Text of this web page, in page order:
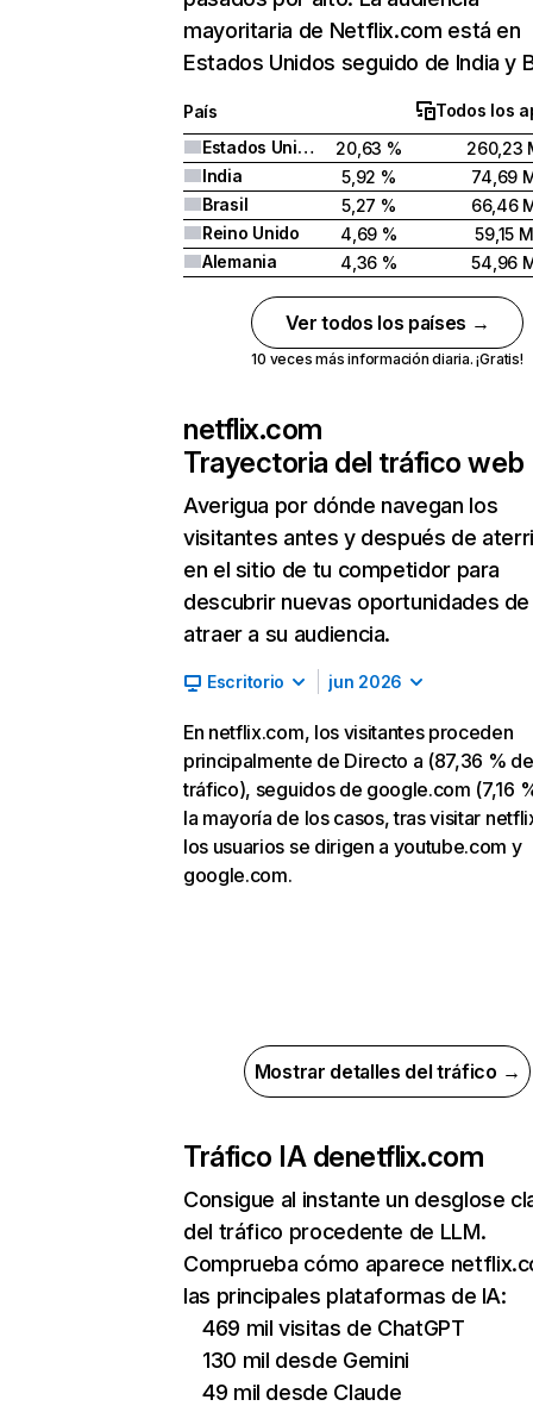
mayoritaria de Netflix.com está en
Estados Unidos seguido de India y
País
Todos los
Estados Unidos
20,63 %
260,23
India
5,92 %
74,69
Brasil
5,27 %
66,46
Reino Unido
4,69 %
59,15 M
Alemania
4,36 % 54,96
Ver todos los países →
10 veces más información diaria. ¡Gratis!
netflix.com
Trayectoria del tráfico web
Averigua por dónde navegan los
visitantes antes y después de
en el sitio de tu competidor para
descubrir nuevas oportunidades de
atraer a su audiencia.
Escritorio jun 2026
En netflix.com, los visitantes proceden
principalmente de Directo a (87,36 % de
tráfico), seguidos de google.com (7,16
la mayoría de los casos, tras visitar
los usuarios se dirigen a youtube.com y
google.com.
Mostrar detalles del tráfico →
Tráfico IA denetflix.com
Consigue al instante un desglose
del tráfico procedente de LLM.
Comprueba cómo aparece
las principales plataformas de IA:
469 mil visitas de ChatGPT
130 mil desde Gemini
49 mil desde Claude